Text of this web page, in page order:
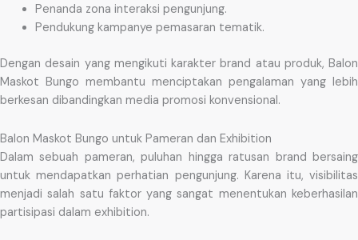
Penanda zona interaksi pengunjung.
Pendukung kampanye pemasaran tematik.
Dengan desain yang mengikuti karakter brand atau produk, Balon
Maskot Bungo membantu menciptakan pengalaman yang lebih
berkesan dibandingkan media promosi konvensional.
Balon Maskot Bungo untuk Pameran dan Exhibition
Dalam sebuah pameran, puluhan hingga ratusan brand bersaing
untuk mendapatkan perhatian pengunjung. Karena itu, visibilitas
menjadi salah satu faktor yang sangat menentukan keberhasilan
partisipasi dalam exhibition.